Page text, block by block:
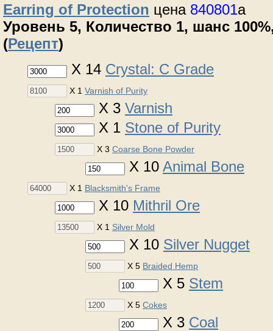
Earring of Protection цена 840801a
Уровень 5, Количество 1, шанс
(Рецепт)
X 14 Crystal: C Grade
X 1 Varnish of Purity
X 3 Varnish
X 1 Stone of Purity
X 3 Coarse Bone Powder
X 10 Animal Bone
X 1 Blacksmith's Frame
X 10 Mithril Ore
X 1 Silver Mold
X 10 Silver Nugget
X 5 Braided Hemp
X 5 Stem
X 5 Cokes
X 3 Coal